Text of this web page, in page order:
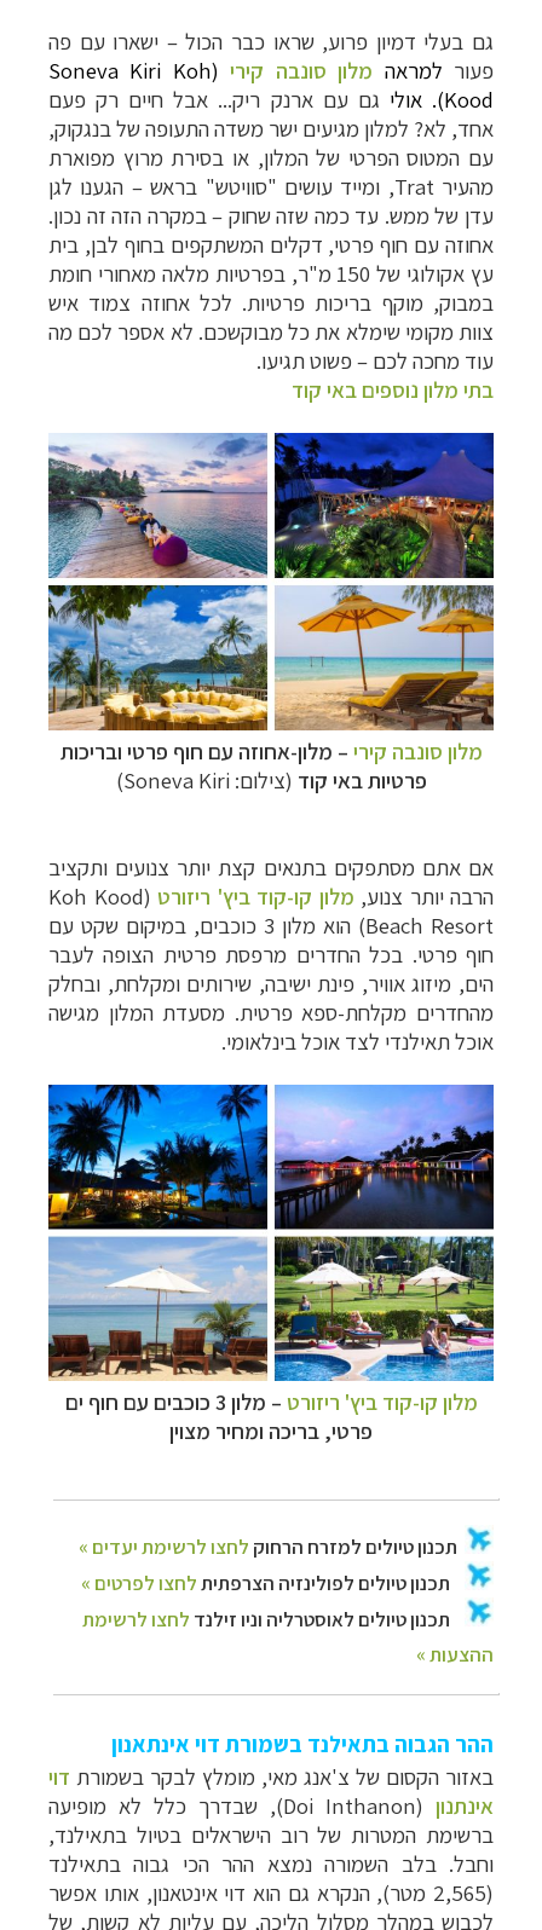
גם בעלי דמיון פרוע, שראו כבר הכול – ישארו עם פה
פעור למראה מלון סונבה קירי (
Soneva Kiri Koh
Kood
). אולי גם עם ארנק ריק... אבל חיים רק פעם
אחד, לא? למלון מגיעים ישר משדה התעופה של בנגקוק,
עם המטוס הפרטי של המלון, או בסירת מרוץ מפוארת
מהעירTrat, ומייד עושים "סוויטש" בראש– הגענו לגן
עדן של ממש. עד כמה שזה שחוק – במקרה הזה זה נכון.
אחוזה עם חוף פרטי, דקלים המשתקפים בחוף לבן, בית
עץ אקולוגי של 150 מ"ר, בפרטיות מלאה מאחורי חומת
במבוק, מוקף בריכות פרטיות. לכל אחוזה צמוד איש
צוות מקומי שימלא את כל מבוקשכם. לא אספר לכם מה
עוד מחכה לכם –פשוט תגיעו.
בתי מלון נוספים באי קוד
מלון סונבה קירי – מלון-אחוזה עם חוף פרטי ובריכות
פרטיות באי קוד (צילום: Soneva Kiri)
אם אתם מסתפקים בתנאים קצת יותר צנועים ותקציב
הרבה יותר צנוע, מלון קו-קוד ביץ' ריזורט (
Koh Kood
Beach Resort
) הוא מלון 3 כוכבים, במיקום שקט עם
חוף פרטי. בכל החדרים מרפסת פרטית הצופה לעבר
הים, מיזוג אוויר, פינת ישיבה, שירותים ומקלחת, ובחלק
מהחדרים מקלחת-ספא פרטית. מסעדת המלון מגישה
אוכל תאילנדי לצד אוכל בינלאומי.
מלון קו-קוד ביץ' ריזורט –
מלון 3 כוכבים עם חוף ים
פרטי, בריכה ומחיר מצוין
תכנון טיולים למזרח הרחוק לחצו לרשימת יעדים »
תכנון
טיולים לפולינזיה הצרפתיתלחצו לפרטים »
תכנוןטיולים לאוסטרליה וניו זילנד לחצו לרשימת
ההצעות »
ההר הגבוה בתאילנד בשמורת דוי אינתאנון
באזור הקסום של צ'אנג מאי, מומלץ לבקר בשמורת דוי
אינתנון (
Doi Inthanon), שבדרך כלל לא מופיעה
ברשימת המטרות של רוב הישראלים בטיול בתאילנד,
וחבל. בלב השמורה נמצא ההר הכי גבוה בתאילנד
(2,565 מטר), הנקרא גם הוא דוי אינטאנון, אותו אפשר
לכבוש במהלך מסלול הליכה, עם עליות לא קשות, של